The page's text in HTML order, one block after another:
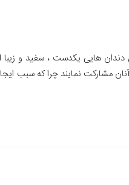
هایی یکدست ، سفید و زیبا
مشارکت نمایند چرا که سبب